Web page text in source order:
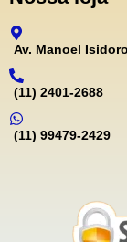
Av. Manoel
(11) 2401-2688
(11) 99479-2429